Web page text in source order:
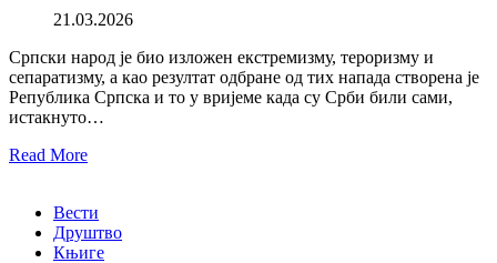
21.03.2026
Српски народ је био изложен екстремизму, тероризму и
сепаратизму, а као резултат одбране од тих напада створена је
Република Српска и то у вријеме када су Срби били сами,
истакнуто…
Read More
Вести
Друштво
Књиге